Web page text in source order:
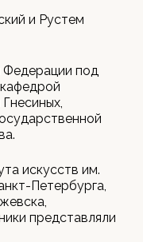
и Рустем
Федерации под
искусств им.
Петербурга,
представляли